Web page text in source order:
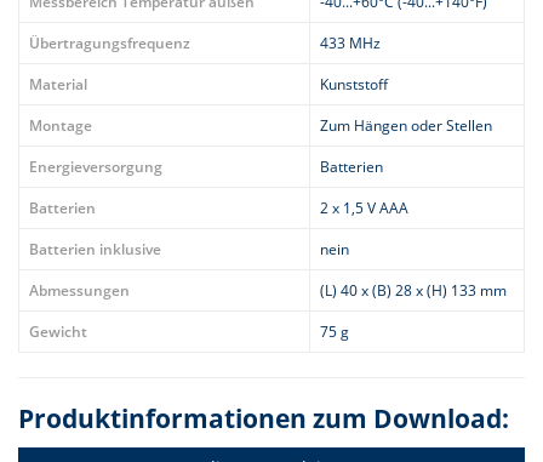
Übertragungsfrequenz
433 MHz
Material
Kunststoff
Montage
Zum Hängen oder Stellen
Energieversorgung
Batterien
Batterien
2 x 1,5 V AAA
Batterien inklusive
nein
Abmessungen
(L) 40 x (B) 28 x (H) 133 mm
Gewicht
75 g
Produktinformationen zum Download: